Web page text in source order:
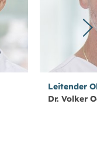
Leitender
Dr. Volker